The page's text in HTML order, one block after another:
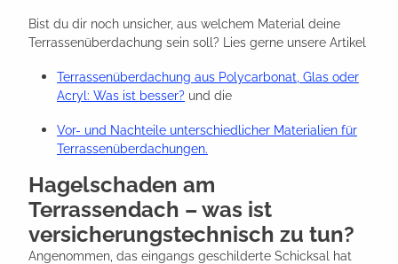
Bist du dir noch unsicher, aus welchem Material deine
Terrassenüberdachung sein soll? Lies gerne unsere Artikel
Terrassenüberdachung aus Polycarbonat, Glas oder
Acryl: Was ist besser? und die
Vor- und Nachteile unterschiedlicher Materialien für
Terrassenüberdachungen.
Hagelschaden am
Terrassendach – was ist
versicherungstechnisch zu tun?
Angenommen, das eingangs geschilderte Schicksal hat